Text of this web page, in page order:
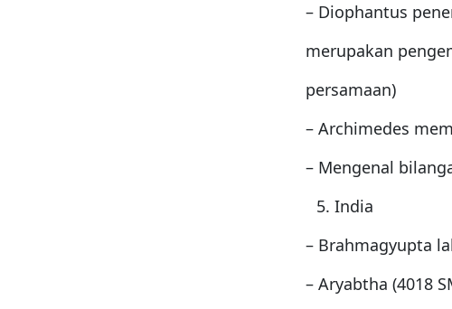
– Diophantus
merupakan
persamaan)
– Archimedes
– Mengenal
India
– Brahmagyupta
– Aryabtha (4018